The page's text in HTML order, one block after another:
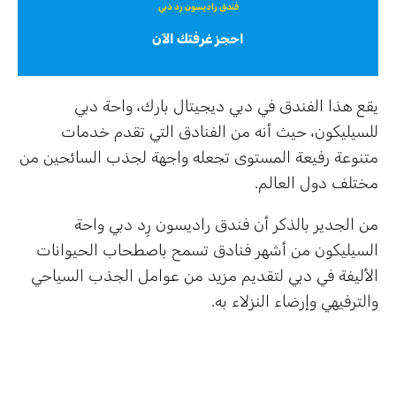
فندق راديسون رِد دبي
احجز غرفتك الآن
يقع هذا الفندق في دبي ديجيتال بارك، واحة دبي
للسيليكون، حيث أنه من الفنادق التي تقدم خدمات
متنوعة رفيعة المستوى تجعله واجهة لجذب السائحين من
مختلف دول العالم.
من الجدير بالذكر أن فندق راديسون رِد دبي واحة
السيليكون من أشهر فنادق تسمح باصطحاب الحيوانات
الأليفة في دبي لتقديم مزيد من عوامل الجذب السياحي
والترفيهي وإرضاء النزلاء به.